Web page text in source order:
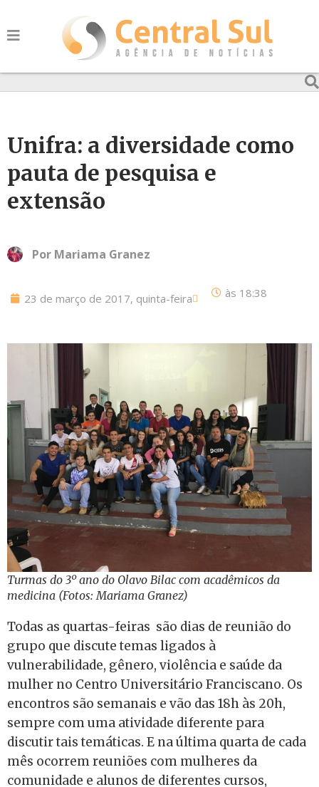
Unifra: a diversidade como
pauta de pesquisa e
extensão
Por Mariama Granez
23 de março de 2017, quinta-feira às 18:38
Turmas do 3º ano do Olavo Bilac com acadêmicos da
medicina (Fotos: Mariama Granez)
Todas as quartas-feiras são dias de reunião do
grupo que discute temas ligados à
vulnerabilidade, gênero, violência e saúde da
mulher no Centro Universitário Franciscano. Os
encontros são semanais e vão das 18h às 20h,
sempre com uma atividade diferente para
discutir tais temáticas. E na última quarta de cada
mês ocorrem reuniões com mulheres da
comunidade e alunos de diferentes cursos,